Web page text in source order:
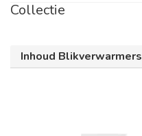
Collectie
Inhoud Blikverwarmers